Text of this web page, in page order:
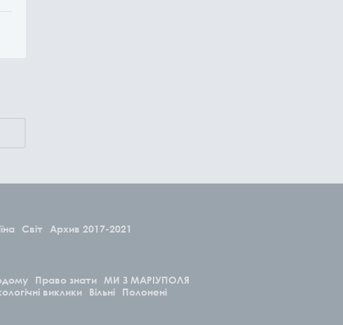
Світ Архив 2017-2021
Право знати
МИ З МАРІУПОЛЯ
виклики Вільні Полонені